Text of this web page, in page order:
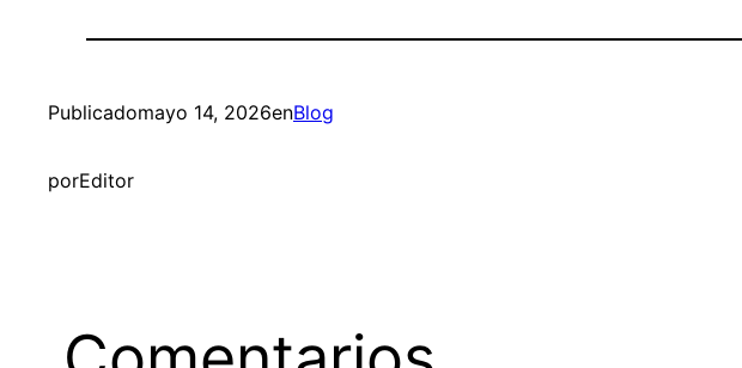
Publicadomayo 14, 2026enBlog
porEditor